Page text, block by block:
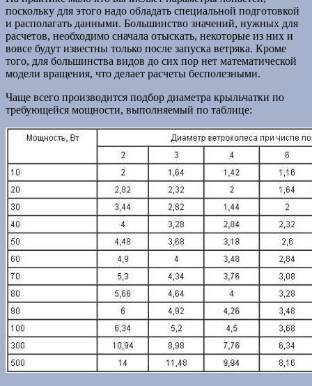
поскольку для этого надо обладать специальной подготовкой
и располагать данными. Большинство значений, нужных для
расчетов, необходимо сначала отыскать, некоторые из них и
вовсе будут известны только после запуска ветряка. Кроме
того, для большинства видов до сих пор нет математической
модели вращения, что делает расчеты бесполезными.
Чаще всего производится подбор диаметра крыльчатки по
требующейся мощности, выполняемый по таблице: